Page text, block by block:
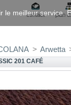
contact plan
> Arwetta
201 CAFÉ
le meilleur